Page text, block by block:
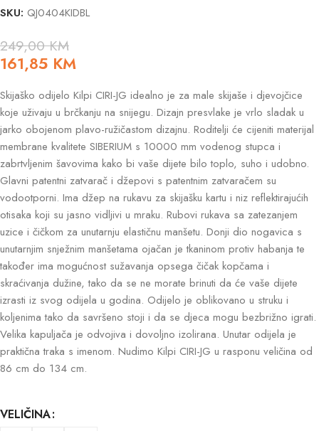
SKU: QJ0404KIDBL
249,00KM
161,85 KM
Skijaško odijelo Kilpi CIRI-JG idealno je za male skijaše i djevojčice
koje uživaju u brčkanju na snijegu. Dizajn presvlake je vrlo sladak u
jarko obojenom plavo-ružičastom dizajnu. Roditelji će cijeniti materijal
membrane kvalitete SIBERIUM s 10000 mm vodenog stupca i
zabrtvljenim šavovima kako bi vaše dijete bilo toplo, suho i udobno.
Glavni patentni zatvarač i džepovi s patentnim zatvaračem su
vodootporni. Ima džep na rukavu za skijašku kartu i niz reflektirajućih
otisaka koji su jasno vidljivi u mraku. Rubovi rukava sa zatezanjem
uzice i čičkom za unutarnju elastičnu manšetu. Donji dio nogavica s
unutarnjim snježnim manšetama ojačan je tkaninom protiv habanja te
također ima mogućnost sužavanja opsega čičak kopčama i
skraćivanja dužine, tako da se ne morate brinuti da će vaše dijete
izrasti iz svog odijela u godina. Odijelo je oblikovano u struku i
koljenima tako da savršeno stoji i da se djeca mogu bezbrižno igrati.
Velika kapuljača je odvojiva i dovoljno izolirana. Unutar odijela je
praktična traka s imenom. Nudimo Kilpi CIRI-JG u rasponu veličina od
86 cm do 134 cm.
VELIČINA